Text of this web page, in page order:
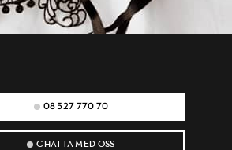
08 527 770 70
CHATTA MED OSS